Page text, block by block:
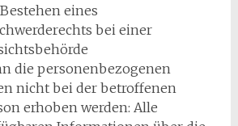
eines
bei einer
die personenbezogenen
nicht bei der betroffenen
erhoben werden: Alle